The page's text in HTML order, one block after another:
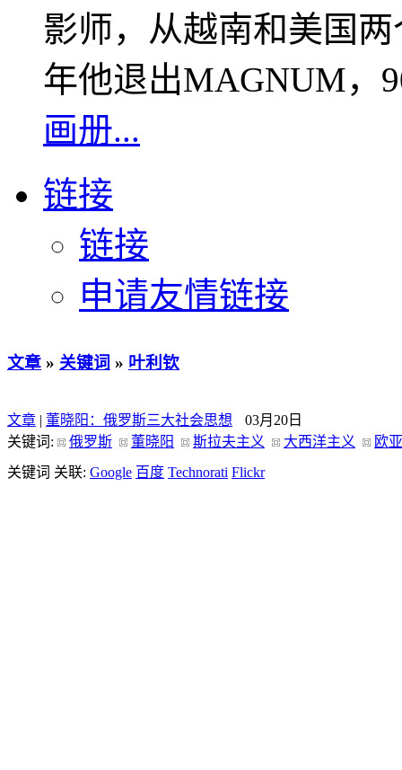
影师，从越南和美国
年他退出MAGNUM，
画册...
链接
链接
申请友情链接
文章 » 关键词 » 叶利钦
文章 | 董晓阳：俄罗斯三大社会思想
03月20日
关键词:
俄罗斯 董晓阳 斯拉夫主义 大西洋主义
欧
关键词 关联: Google 百度 Technorati Flickr